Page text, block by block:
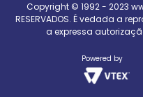
Copyright © 1992 - 2023
RESERVADOS. É vedada a
a expressa
Powered by